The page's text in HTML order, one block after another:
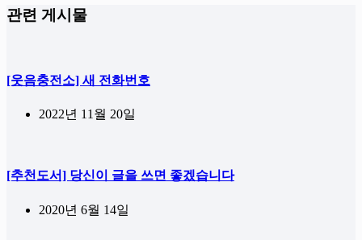
관련 게시물
[웃음충전소] 새 전화번호
2022년 11월 20일
[추천도서] 당신이 글을 쓰면 좋겠습니다
2020년 6월 14일